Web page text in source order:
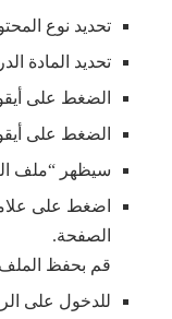
تحديد نوع
تحديد المادة
الضغط على
الضغط على
سيظهر “ملف
الصفحة.
قم بحفظ
للدخول على